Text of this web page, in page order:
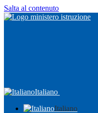
Salta al contenuto
Italiano
Italiano